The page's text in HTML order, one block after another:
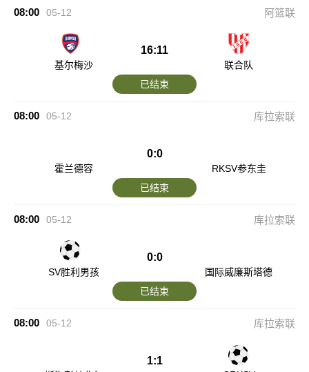
08:00 05-12 阿篮联
基尔梅沙
16:11
联合队
已结束
08:00 05-12 库拉索联
霍兰德容
0:0
RKSV参东圭
已结束
08:00 05-12 库拉索联
SV胜利男孩
0:0
国际威廉斯塔德
已结束
08:00 05-12 库拉索联
1:1